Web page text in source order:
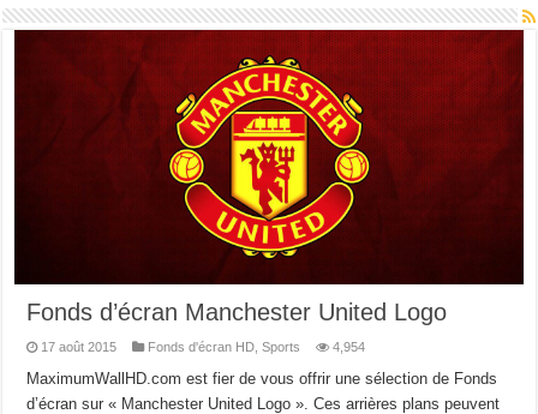
Fonds d’écran Manchester United Logo
17 août 2015 Fonds d'écran HD ,Sports 4,954
MaximumWallHD.com est fier de vous offrir une sélection de Fonds
d’écran sur « Manchester United Logo ». Ces arrières plans peuvent